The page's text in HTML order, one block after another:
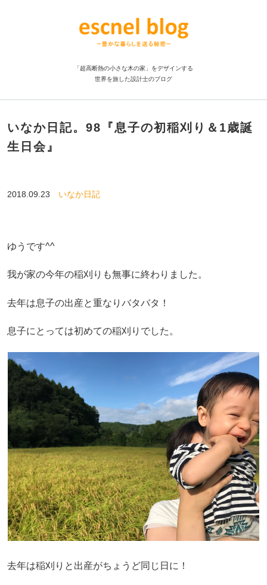
「超高断熱の小さな木の家」をデザインする
世界を旅した設計士のブログ
いなか日記。98『息子の初稲刈り＆1歳誕
生日会』
2018.09.23 いなか日記
ゆうです^^
我が家の今年の稲刈りも無事に終わりました。
去年は息子の出産と重なりバタバタ！
息子にとっては初めての稲刈りでした。
去年は稲刈りと出産がちょうど同じ日に！